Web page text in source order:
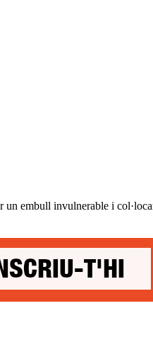
embull invulnerable i